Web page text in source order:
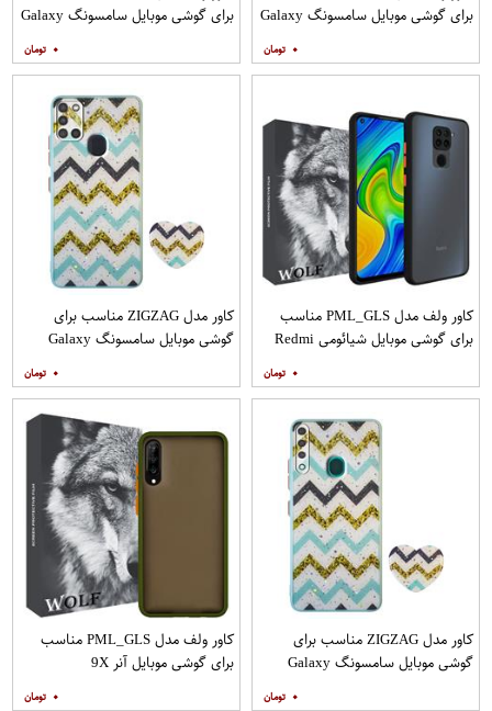
برای گوشی موبایل سامسونگ Galaxy
۰
برای گوشی موبایل سامسونگ Galaxy
مات
۰
کاور ولف مدل PML_GLS مناسب
برای گوشی موبایل شیائومی Redmi
۰
کاور مدل ZIGZAG مناسب برای
گوشی موبایل سامسونگ Galaxy
۰
کاور مدل ZIGZAG مناسب برای
گوشی موبایل سامسونگ Galaxy
۰
کاور ولف مدل PML_GLS مناسب
برای گوشی موبایل آنر 9X
۰